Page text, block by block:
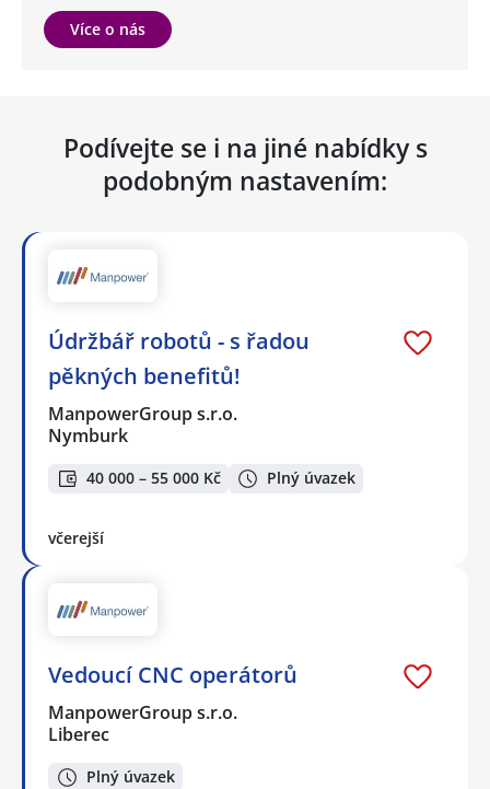
Více o nás
Podívejte se i na jiné nabídky s
podobným nastavením:
Údržbář robotů - s řadou
pěkných benefitů!
ManpowerGroup s.r.o.
Nymburk
40 000 – 55 000 Kč Plný úvazek
včerejší
Vedoucí CNC operátorů
ManpowerGroup s.r.o.
Liberec
Plný úvazek